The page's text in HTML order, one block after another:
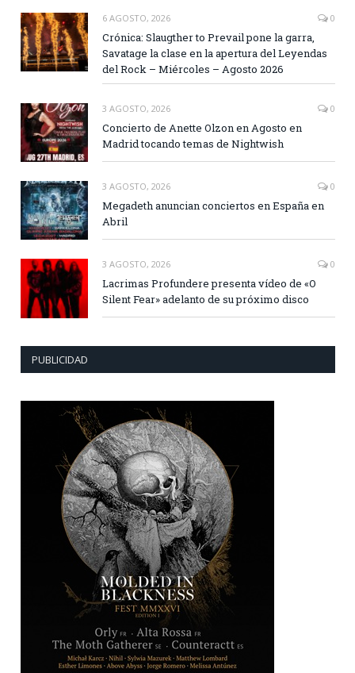
6 AGOSTO, 2026 0
Crónica: Slaugther to Prevail pone la garra,
Savatage la clase en la apertura del Leyendas
del Rock – Miércoles – Agosto 2026
3 AGOSTO, 2026 0
Concierto de Anette Olzon en Agosto en
Madrid tocando temas de Nightwish
3 AGOSTO, 2026 0
Megadeth anuncian conciertos en España en
Abril
3 AGOSTO, 2026 0
Lacrimas Profundere presenta vídeo de «O
Silent Fear» adelanto de su próximo disco
PUBLICIDAD